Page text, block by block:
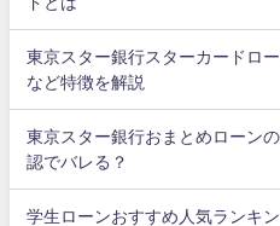
東京スター銀行スターカードロ
など特徴を解説
東京スター銀行おまとめローン
認でバレる？
学生ローンおすすめ人気ランキ